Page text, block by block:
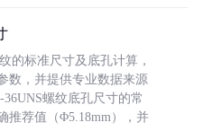
的标准尺寸及底孔计算，
数，并提供专业数据来源
36UNS螺纹底孔尺寸的常
推荐值（Φ5.18mm），并